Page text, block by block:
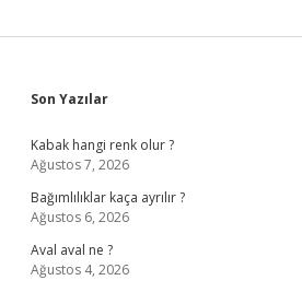
Sidebar
Son Yazılar
Kabak hangi renk olur ?
Ağustos 7, 2026
Bağımlılıklar kaça ayrılır ?
Ağustos 6, 2026
Aval aval ne ?
Ağustos 4, 2026